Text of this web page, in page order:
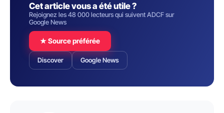
Cet article vous a été utile ?
Rejoignez les 48 000 lecteurs qui suivent ADCF sur
Google News
★ Source préférée
Discover Google News